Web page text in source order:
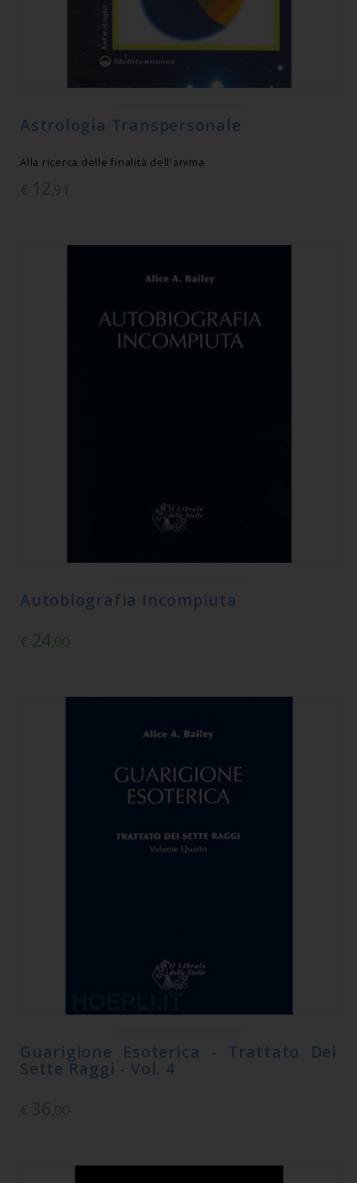
Astrologia Transpersonale
Alla ricerca delle finalità dell'anima
€ 12,91
Autobiografia Incompiuta
€ 24,00
Guarigione Esoterica - Trattato Dei
Sette Raggi - Vol. 4
€ 36,00